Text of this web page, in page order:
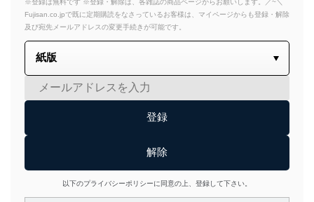
※登録は無料です ※登録・解除は、各雑誌の商品ページからお願いします。／~＼
Fujisan.co.jpで既に定期購読をなさっているお客様は、マイページからも登録・解除
及び宛先メールアドレスの変更手続きが可能です。
以下のプライバシーポリシーに同意の上、登録して下さい。